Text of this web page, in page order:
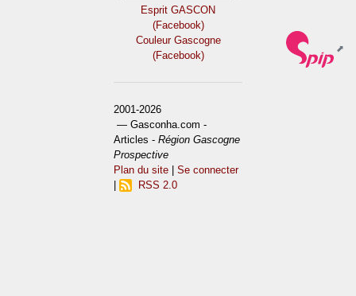
Esprit GASCON
(Facebook)
Couleur Gascogne
(Facebook)
2001-2026
— Gasconha.com -
Articles -Région Gascogne
Prospective
Plan du site |Se connecter
RSS 2.0